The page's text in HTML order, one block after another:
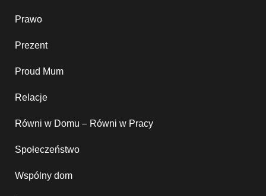
Prawo
Prezent
Proud Mum
Relacje
Równi w Domu – Równi w Pracy
Społeczeństwo
Wspólny dom